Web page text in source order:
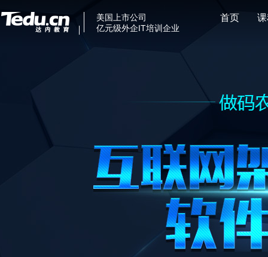
美国上市公司
亿元级外企IT培训企业
首页